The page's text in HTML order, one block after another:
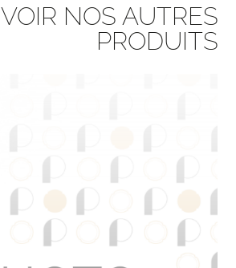
VOIR NOS AUTRES
PRODUITS